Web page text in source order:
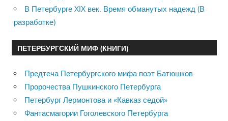
В Петербурге XIX век. Время обманутых надежд (В
разработке)
ПЕТЕРБУРГСКИЙ МИФ (КНИГИ)
Предтеча Петербургского мифа поэт Батюшков
Пророчества Пушкинского Петербурга
Петербург Лермонтова и «Кавказ седой»
Фантасмагории Гоголевского Петербурга